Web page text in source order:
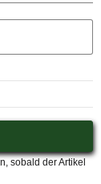
sobald der Artikel